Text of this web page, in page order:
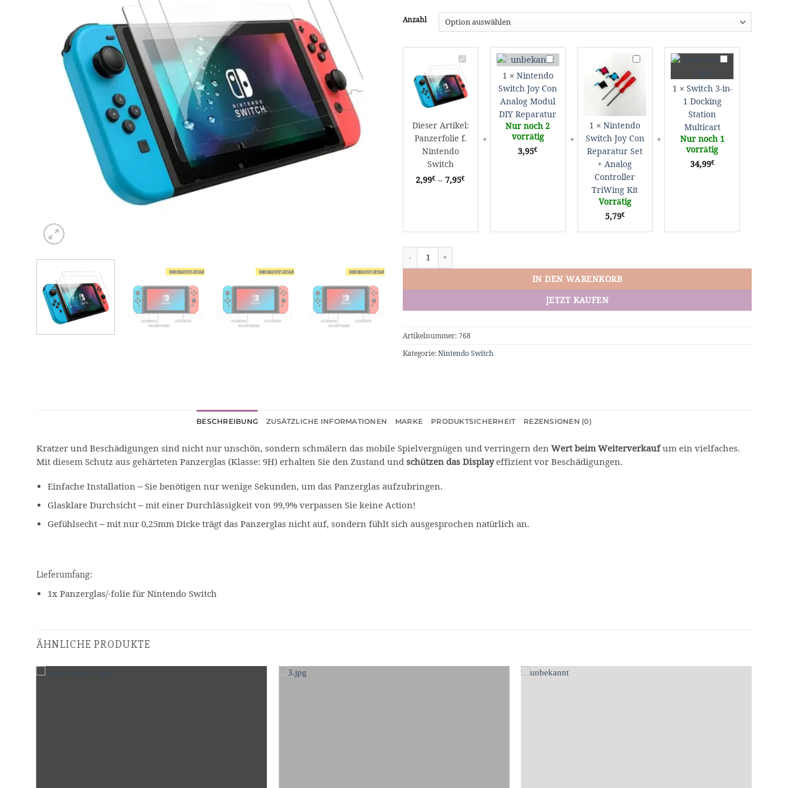
Anzahl
Panzerfolie
f.
Nintendo
Switch
Dieser Artikel:
Panzerfolie f.
Nintendo
Switch
2,99€ –7,95€
Nintendo
Switch
Con
Analog
Modul
DIY
Reparatur
1 × Nintendo
Switch Joy Con
Analog Modul
DIY Reparatur
Nur noch 2
vorrätig
3,95€
Nintendo
Switch
Joy
Set
+
Analog
Controller
TriWing
Kit
1 ×Nintendo
Switch Joy Con
Reparatur Set
+ Analog
Controller
TriWing Kit
Vorrätig
5,79€
Switch
1
Docking
Multicart
1 × Switch 3-in-
1 Docking
Station
Multicart
Nur noch 1
vorrätig
34,99€
Panzerfolie f. Nintendo Switch Menge
IN DEN WARENKORB
JETZT KAUFEN
Artikelnummer: 768
Kategorie: Nintendo Switch
BESCHREIBUNG ZUSÄTZLICHE INFORMATIONEN MARKE PRODUKTSICHERHEIT REZENSIONEN (0)
Kratzer und Beschädigungen sind nicht nur unschön, sondern schmälern das mobile Spielvergnügen und verringern den Wert beim Weiterverkaufum ein vielfaches.
Mit diesem Schutz aus gehärteten Panzerglas (Klasse: 9H) erhalten Sie den Zustand und schützen das Displayeffizient vor Beschädigungen.
Einfache Installation – Sie benötigen nur wenige Sekunden, um das Panzerglas aufzubringen.
Glasklare Durchsicht – mit einer Durchlässigkeit von 99,9% verpassen Sie keine Action!
Gefühlsecht – mit nur 0,25mm Dicke trägt das Panzerglas nicht auf, sondern fühlt sich ausgesprochen natürlich an.
Lieferumfang:
1x Panzerglas/-folie für Nintendo Switch
ÄHNLICHE PRODUKTE